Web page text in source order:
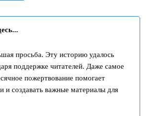
просьба. Эту историю удалось
поддержке читателей. Даже самое
пожертвование помогает
и создавать важные материалы для